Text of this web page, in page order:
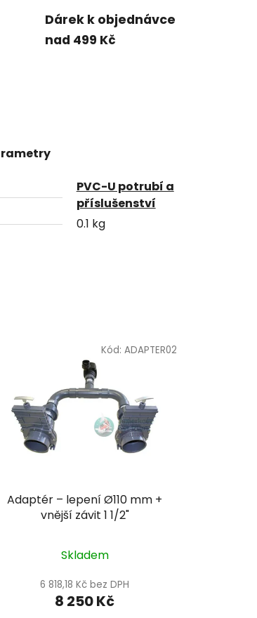
Dárek k objednávce
nad 499 Kč
PVC-U potrubí a
příslušenství
0.1 kg
Adaptér – lepení Ø110 mm +
vnější závit 1 1/2"
Skladem
6 818,18 Kč bez DPH
8 250 Kč
Kód: ADAPTER02